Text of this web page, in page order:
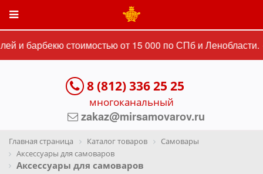
и барбекю стоимостью от 15 000 по СПб и Ленобласти.
8 (812) 336 25 25
многоканальный
zakaz@mirsamovarov.ru
Главная страница Каталог товаров
Самовары
Аксессуары для самоваров
Аксессуары для самоваров